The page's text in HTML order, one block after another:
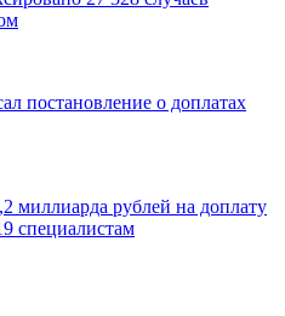
постановление о доплатах
миллиарда рублей на доплату
специалистам